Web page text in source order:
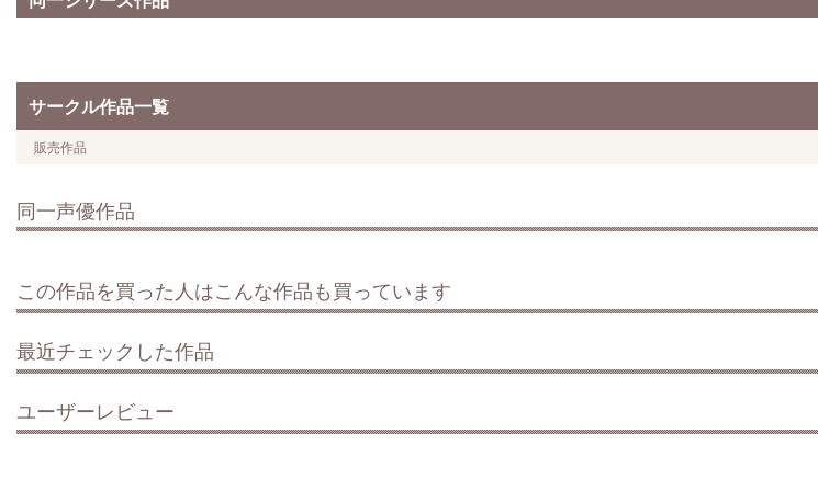
サークル作品一覧
販売作品
同一声優作品
この作品を買った人はこんな作品も買っています
最近チェックした作品
ユーザーレビュー